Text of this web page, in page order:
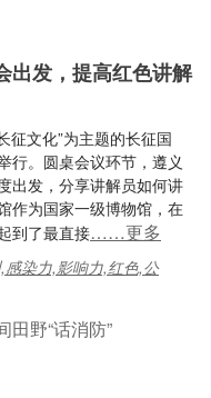
出发，提高红色讲解
征文化”为主题的长征国
行。圆桌会议环节，遵义
出发，分享讲解员如何讲
作为国家一级博物馆，在
到了最直接……更多
感染力,影响力,红色,公